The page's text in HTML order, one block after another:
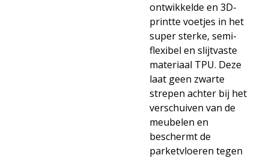
ontwikkelde en 3D-
printte voetjes in het
super sterke, semi-
flexibel en slijtvaste
materiaal TPU. Deze
laat geen zwarte
strepen achter bij het
verschuiven van de
meubelen en
beschermt de
parketvloeren tegen